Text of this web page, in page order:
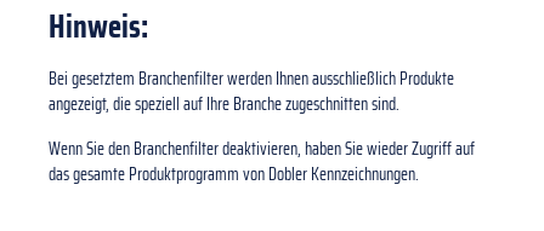
Hinweis:
Bei gesetztem Branchenfilter werden Ihnen ausschließlich Produkte
angezeigt, die speziell auf Ihre Branche zugeschnitten sind.
Wenn Sie den Branchenfilter deaktivieren, haben Sie wieder Zugriff auf
das gesamte Produktprogramm von Dobler Kennzeichnungen.